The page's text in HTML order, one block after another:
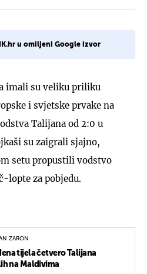
u omiljeni Google izvor
imali su veliku priliku
i svjetske prvake na
Talijana od 2:0 u
su zaigrali sjajno,
setu propustili vodstvo
lopte za pobjedu.
ZARON
tijela četvero Talijana
na Maldivima